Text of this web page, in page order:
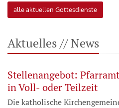
alle aktuellen Gottesdienste
Aktuelles // News
Stellenangebot:
in Voll- oder Teilzeit
Die katholische